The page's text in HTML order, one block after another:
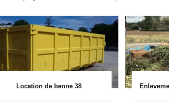
Location de benne 38